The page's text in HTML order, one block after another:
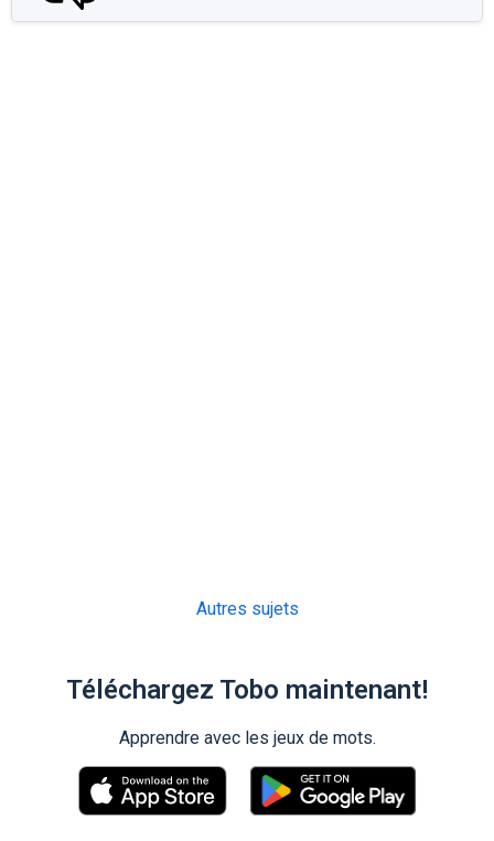
Autres sujets
Téléchargez Tobo maintenant!
Apprendre avec les jeux de mots.